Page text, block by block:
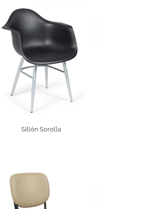
Sillón Sorolla